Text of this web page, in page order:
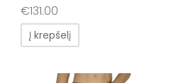
€131.00
Į krepšelį